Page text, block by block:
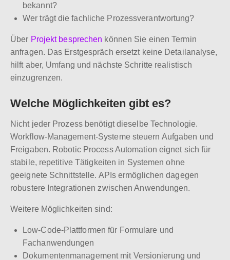
bekannt?
Wer trägt die fachliche Prozessverantwortung?
Über Projekt besprechen können Sie einen Termin
anfragen. Das Erstgespräch ersetzt keine Detailanalyse,
hilft aber, Umfang und nächste Schritte realistisch
einzugrenzen.
Welche Möglichkeiten gibt es?
Nicht jeder Prozess benötigt dieselbe Technologie.
Workflow-Management-Systeme steuern Aufgaben und
Freigaben. Robotic Process Automation eignet sich für
stabile, repetitive Tätigkeiten in Systemen ohne
geeignete Schnittstelle. APIs ermöglichen dagegen
robustere Integrationen zwischen Anwendungen.
Weitere Möglichkeiten sind:
Low-Code-Plattformen für Formulare und
Fachanwendungen
Dokumentenmanagement mit Versionierung und